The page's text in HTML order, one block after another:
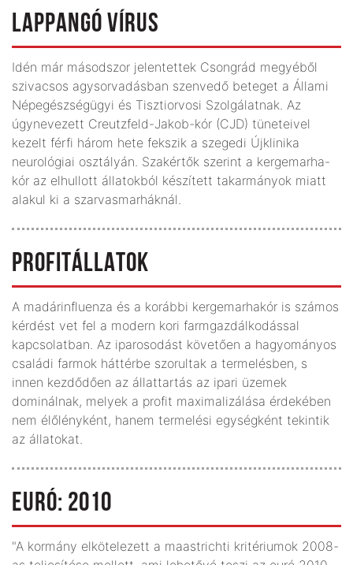
LAPPANGÓ VÍRUS
Idén már másodszor jelentettek Csongrád megyéből
szivacsos agysorvadásban szenvedő beteget a Állami
Népegészségügyi és Tisztiorvosi Szolgálatnak. Az
úgynevezett Creutzfeld-Jakob-kór (CJD) tüneteivel
kezelt férfi három hete fekszik a szegedi Újklinika
neurológiai osztályán. Szakértők szerint a kergemarha-
kór az elhullott állatokból készített takarmányok miatt
alakul ki a szarvasmarháknál.
PROFITÁLLATOK
A madárinfluenza és a korábbi kergemarhakór is számos
kérdést vet fel a modern kori farmgazdálkodással
kapcsolatban. Az iparosodást követően a hagyományos
családi farmok háttérbe szorultak a termelésben, s
innen kezdődően az állattartás az ipari üzemek
dominálnak, melyek a profit maximalizálása érdekében
nem élőlényként, hanem termelési egységként tekintik
az állatokat.
EURÓ: 2010
"A kormány elkötelezett a maastrichti kritériumok 2008-